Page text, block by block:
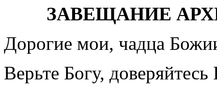
ЗАВЕЩАНИЕ
Дорогие мои, чадца
Верьте Богу, доверяйтесь